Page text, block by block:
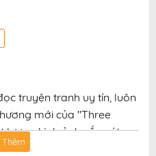
truyện tranh uy tín, luôn
mới của "Three
lượng hình ảnh sắc nét,
thân thiện, mang đến trải